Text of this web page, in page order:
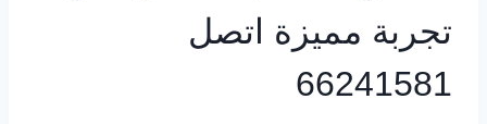
تجربة مميزة اتصل
66241581